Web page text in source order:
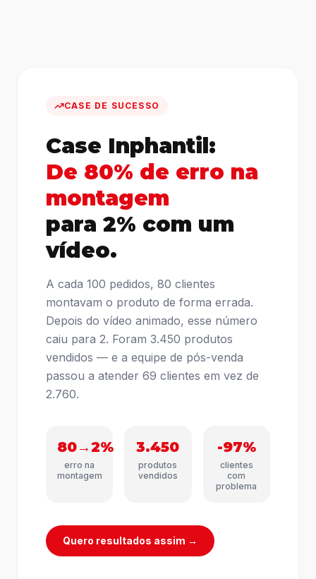
CASE DE SUCESSO
Case Inphantil:
De 80% de erro na
montagem
para 2% com um
vídeo.
A cada 100 pedidos, 80 clientes
montavam o produto de forma errada.
Depois do vídeo animado, esse número
caiu para 2. Foram 3.450 produtos
vendidos — e a equipe de pós-venda
passou a atender 69 clientes em vez de
2.760.
80→2%
erro na
montagem
3.450
produtos
vendidos
-97%
clientes
com
problema
Quero resultados assim →